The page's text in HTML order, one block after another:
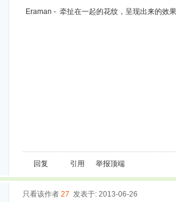
Eraman - 牵扯在一起的花纹，呈现出来的效
回复 引用 举报顶端
只看该作者 27 发表于: 2013-06-26